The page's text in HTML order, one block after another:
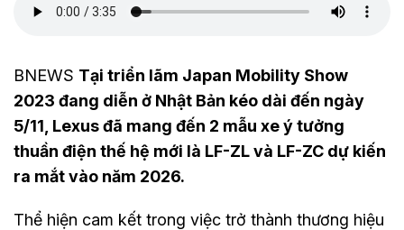
BNEWS Tại triển lãm Japan Mobility Show
2023 đang diễn ở Nhật Bản kéo dài đến ngày
5/11, Lexus đã mang đến 2 mẫu xe ý tưởng
thuần điện thế hệ mới là LF-ZL và LF-ZC dự kiến
ra mắt vào năm 2026.
Thể hiện cam kết trong việc trở thành thương hiệu